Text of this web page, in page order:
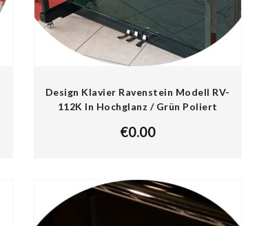
Design Klavier Ravenstein Modell RV-
112K In Hochglanz / Grün Poliert
€0.00